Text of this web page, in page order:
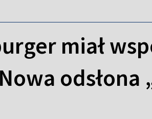
miał
odsłona